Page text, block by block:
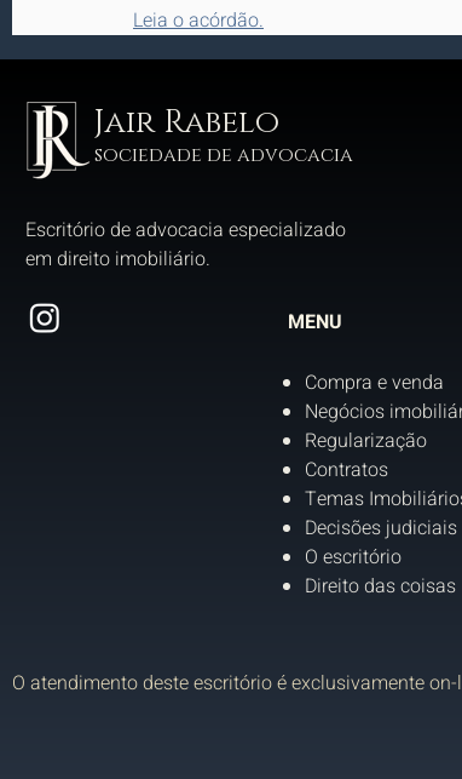
Leia o acórdão.
Jair Rabelo
sociedade de advocacia
Escritório de advocacia especializado
em direito imobiliário.
MENU
Compra e venda
Negócios
Regularização
Contratos
Temas
Decisões judiciais
O escritório
Direito das coisas
O atendimento deste escritório é exclusivamente on-